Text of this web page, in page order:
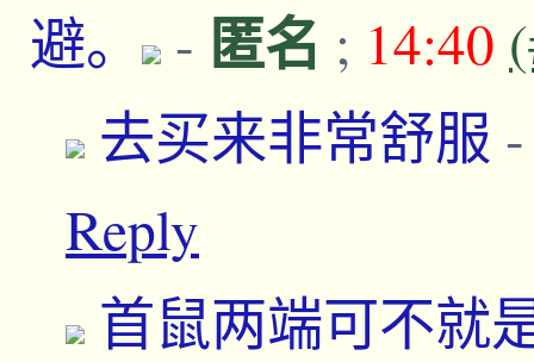
避。
- 匿名 ; 14:40
去买来非常舒服
Reply
首鼠两端可不就